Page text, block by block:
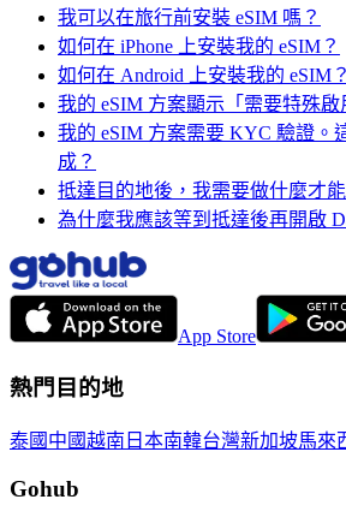
我可以在旅行前安裝 eSIM 嗎？
如何在 iPhone 上安裝我的 eSIM？
如何在 Android 上安裝我的 eSIM？
我的 eSIM 方案顯示「需要特殊啟
我的 eSIM 方案需要 KYC 驗證。
成？
抵達目的地後，我需要做什麼才
為什麼我應該等到抵達後再開啟
App Store
熱門目的地
泰國 中國越南 日本南韓台灣新加坡馬來
Gohub